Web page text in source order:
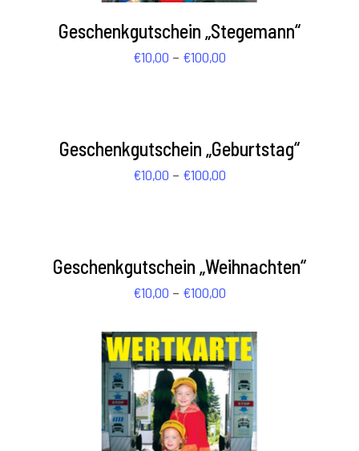
Geschenkgutschein „Stegemann“
€10,00 – €100,00
DETAILSGeschenkgutschein „Geburtstag“
€10,00 – €100,00
DETAILSGeschenkgutschein „Weihnachten“
€10,00 – €100,00
bis
€100,00
AUSFÜHRUNG WÄHLEN / DETAILS